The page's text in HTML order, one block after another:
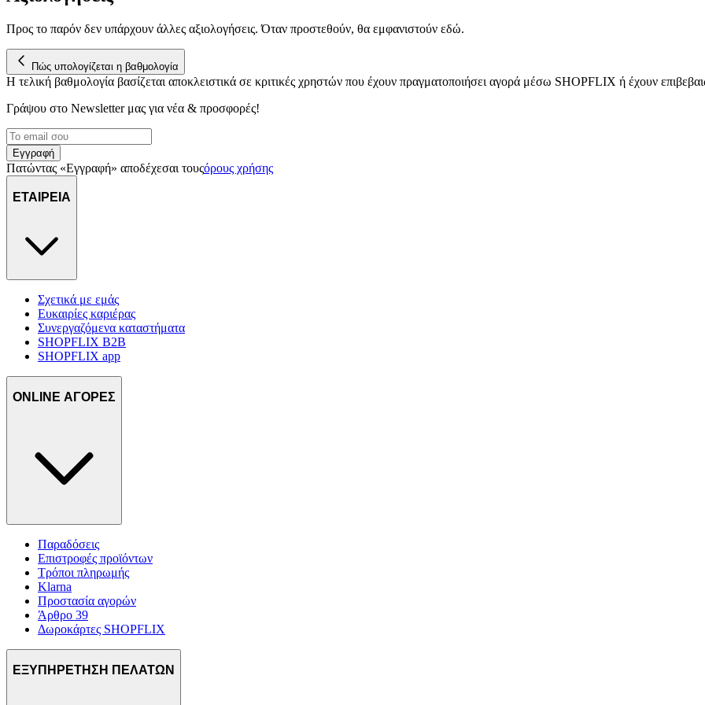
Προς το παρόν δεν υπάρχουν άλλες αξιολογήσεις. Όταν προστεθούν, θα εμφανιστούν εδώ.
Πώς υπολογίζεται η βαθμολογία
Η τελική βαθμολογία βασίζεται αποκλειστικά σε κριτικές χρηστών που έχουν πραγματοποιήσει αγορά μέσω SHOPFLIX ή έχουν
Γράψου στο Νewsletter μας για νέα & προσφορές!
Εγγραφή
Πατώντας «Εγγραφή» αποδέχεσαι τουςόρους χρήσης
ΕΤΑΙΡΕΙΑ
Σχετικά με εμάς
Ευκαιρίες καριέρας
Συνεργαζόμενα καταστήματα
SHOPFLIX B2B
SHOPFLIX app
ONLINE ΑΓΟΡΕΣ
Παραδόσεις
Επιστροφές προϊόντων
Τρόποι πληρωμής
Klarna
Προστασία αγορών
Άρθρο 39
Δωροκάρτες SHOPFLIX
ΕΞΥΠΗΡΕΤΗΣΗ ΠΕΛΑΤΩΝ